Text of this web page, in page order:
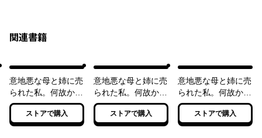
関連書籍
意地悪な母と姉に売
られた私。何故か若
頭に溺愛されてます
ストアで購入
意地悪な母と姉に売
られた私。何故か若
頭に溺愛されてます
ストアで購入
意地悪な母と姉に売
られた私。何故か若
頭に溺愛されてます
ストアで購入